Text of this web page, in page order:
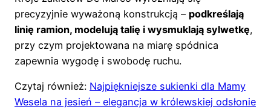
precyzyjnie wyważoną konstrukcją – podkreślają
linię ramion, modelują talię i wysmuklają sylwetkę,
przy czym projektowana na miarę spódnica
zapewnia wygodę i swobodę ruchu.
Czytaj również: Najpiękniejsze sukienki dla Mamy
Wesela na jesień – elegancja w królewskiej odsłonie